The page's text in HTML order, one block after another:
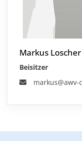
Markus Loscher
Beisitzer
markus@awv-